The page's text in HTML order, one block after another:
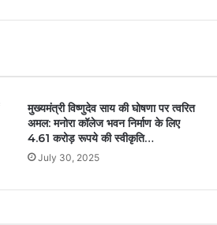
मुख्यमंत्री विष्णुदेव साय की घोषणा पर त्वरित
अमल: मनोरा कॉलेज भवन निर्माण के लिए
4.61 करोड़ रूपये की स्वीकृति…
July 30, 2025